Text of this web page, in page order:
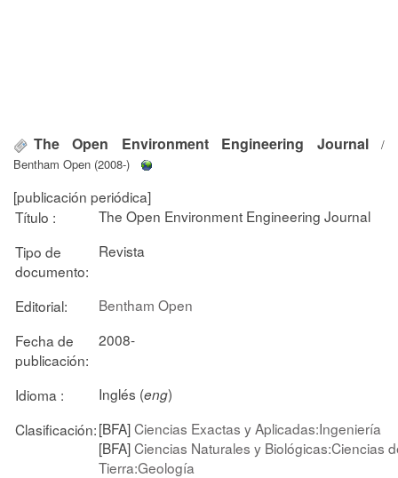
The Open Environment Engineering Journal/
Bentham Open (2008-)
[publicación periódica]
Título :
The Open Environment Engineering Journal
Tipo de
documento:
Revista
Editorial:
Bentham Open
Fecha de
publicación:
2008-
Idioma : Inglés (eng)
Clasificación:[BFA]Ciencias Exactas y Aplicadas:Ingeniería
[BFA]Ciencias Naturales y Biológicas:Ciencias
Tierra:Geología